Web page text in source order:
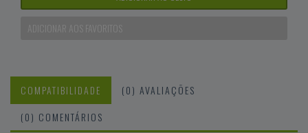
ADICIONAR AOS FAVORITOS
COMPATIBILIDADE
(0) AVALIAÇÕES
(0) COMENTÁRIOS